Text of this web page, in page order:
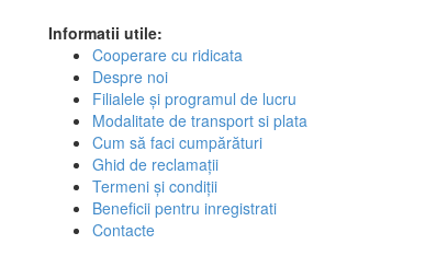
Informatii utile:
Cooperare cu ridicata
Despre noi
Filialele și programul de lucru
Modalitate de transport si plata
Cum să faci cumpărături
Ghid de reclamații
Termeni și condiții
Beneficii pentru inregistrati
Contacte